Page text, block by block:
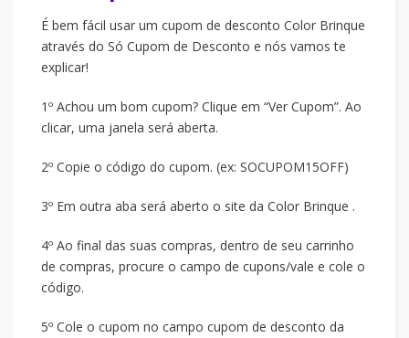
É bem fácil usar um cupom de desconto Color Brinque
através do Só Cupom de Desconto e nós vamos te
explicar!
1º Achou um bom cupom? Clique em “Ver Cupom”. Ao
clicar, uma janela será aberta.
2º Copie o código do cupom. (ex: SOCUPOM15OFF)
3º Em outra aba será aberto o site da Color Brinque .
4º Ao final das suas compras, dentro de seu carrinho
de compras, procure o campo de cupons/vale e cole o
código.
5º Cole o cupom no campo cupom de desconto da